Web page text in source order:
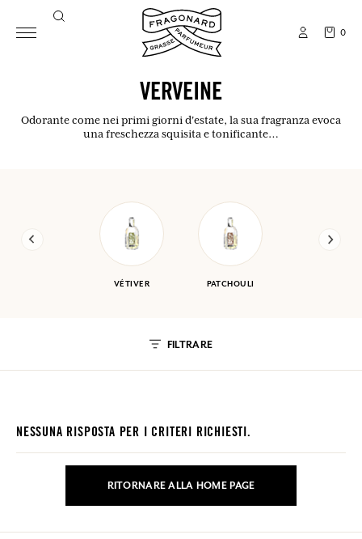
0
VERVEINE
Odorante come nei primi giorni d'estate, la sua fragranza evoca
una freschezza squisita e tonificante…
VÉTIVER PATCHOULI
FILTRARE
NESSUNA RISPOSTA PER I CRITERI RICHIESTI.
RITORNARE ALLA HOME PAGE